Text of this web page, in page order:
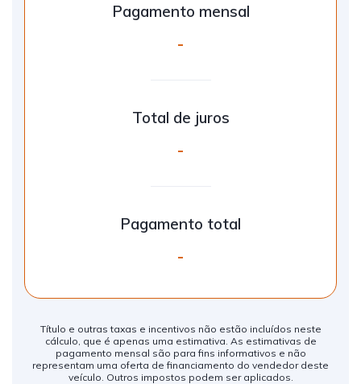
Pagamento mensal
-
Total de juros
-
Pagamento total
-
Título e outras taxas e incentivos não estão incluídos neste
cálculo, que é apenas uma estimativa. As estimativas de
pagamento mensal são para fins informativos e não
representam uma oferta de financiamento do vendedor deste
veículo. Outros impostos podem ser aplicados.